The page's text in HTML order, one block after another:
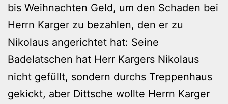
bis Weihnachten Geld, um den Schaden bei
Herrn Karger zu bezahlen, den er zu
Nikolaus angerichtet hat: Seine
Badelatschen hat Herr Kargers Nikolaus
nicht gefüllt, sondern durchs Treppenhaus
gekickt, aber Dittsche wollte Herrn Karger